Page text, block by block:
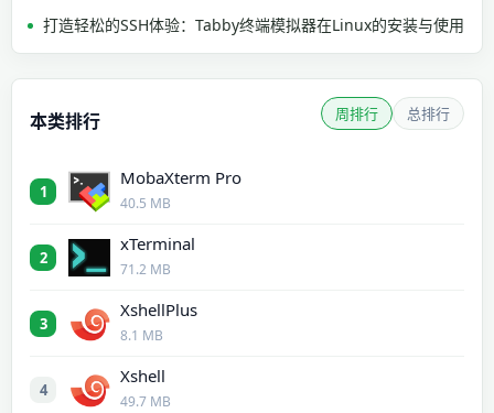
打造轻松的SSH体验：Tabby终端模拟器在Linux的安装与使用
本类排行 周排行 总排行
1
MobaXterm Pro
40.5 MB
2
xTerminal
71.2 MB
3
XshellPlus
8.1 MB
4
Xshell
49.7 MB